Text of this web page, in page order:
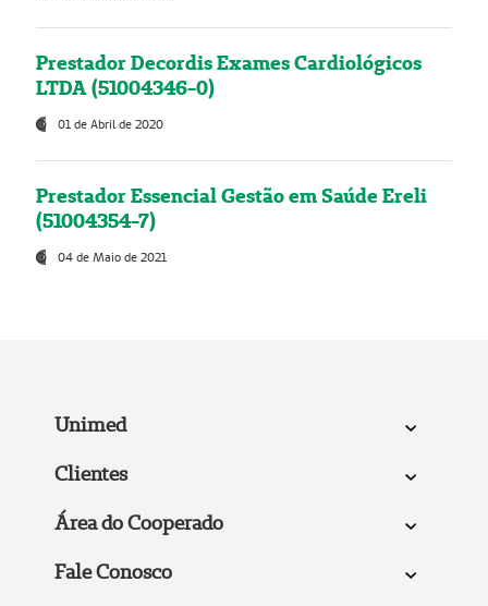
Prestador Decordis Exames Cardiológicos
LTDA (51004346-0)
01 de Abril de 2020
Prestador Essencial Gestão em Saúde Ereli
(51004354-7)
04 de Maio de 2021
Unimed
Clientes
Área do Cooperado
Fale Conosco